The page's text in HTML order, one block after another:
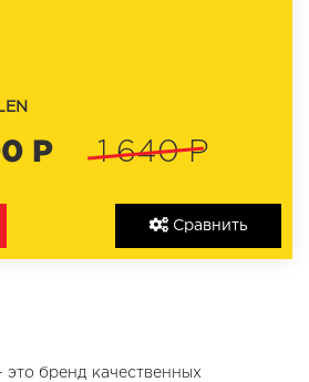
Сравнить
Р 1 640 Р
это бренд качественных